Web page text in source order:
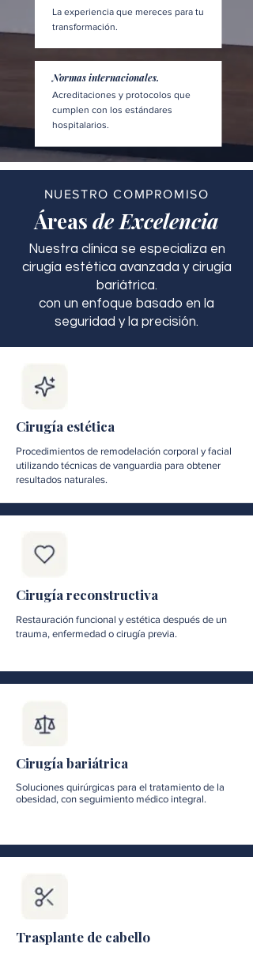
La experiencia que mereces para tu
transformación.
Normas internacionales.
Acreditaciones y protocolos que
cumplen con los estándares
hospitalarios.
NUESTRO COMPROMISO
Áreas de Excelencia
Nuestra clínica se especializa en
cirugía estética avanzada y cirugía
bariátrica.
con un enfoque basado en la
seguridad y la precisión.
Cirugía estética
Procedimientos de remodelación corporal y facial
utilizando técnicas de vanguardia para obtener
resultados naturales.
Cirugía reconstructiva
Restauración funcional y estética después de un
trauma, enfermedad o cirugía previa.
Cirugía bariátrica
Soluciones quirúrgicas para el tratamiento de la
obesidad, con seguimiento médico integral.
Trasplante de cabello